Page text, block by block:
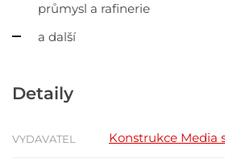
průmysl a rafinerie
a další
Detaily
VYDAVATEL Konstrukce Media